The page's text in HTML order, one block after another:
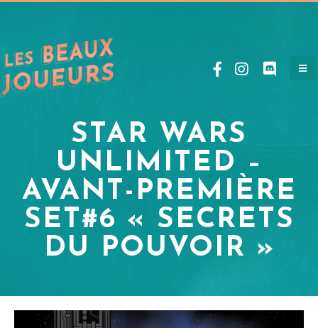
STAR WARS
UNLIMITED –
AVANT-PREMIÈRE
SET#6 « SECRETS
DU POUVOIR »